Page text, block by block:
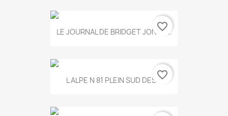
LE JOURNAL DE BRIDGET JONES...
favorite_border
L ALPE N 81 PLEIN SUD DES...favorite_border